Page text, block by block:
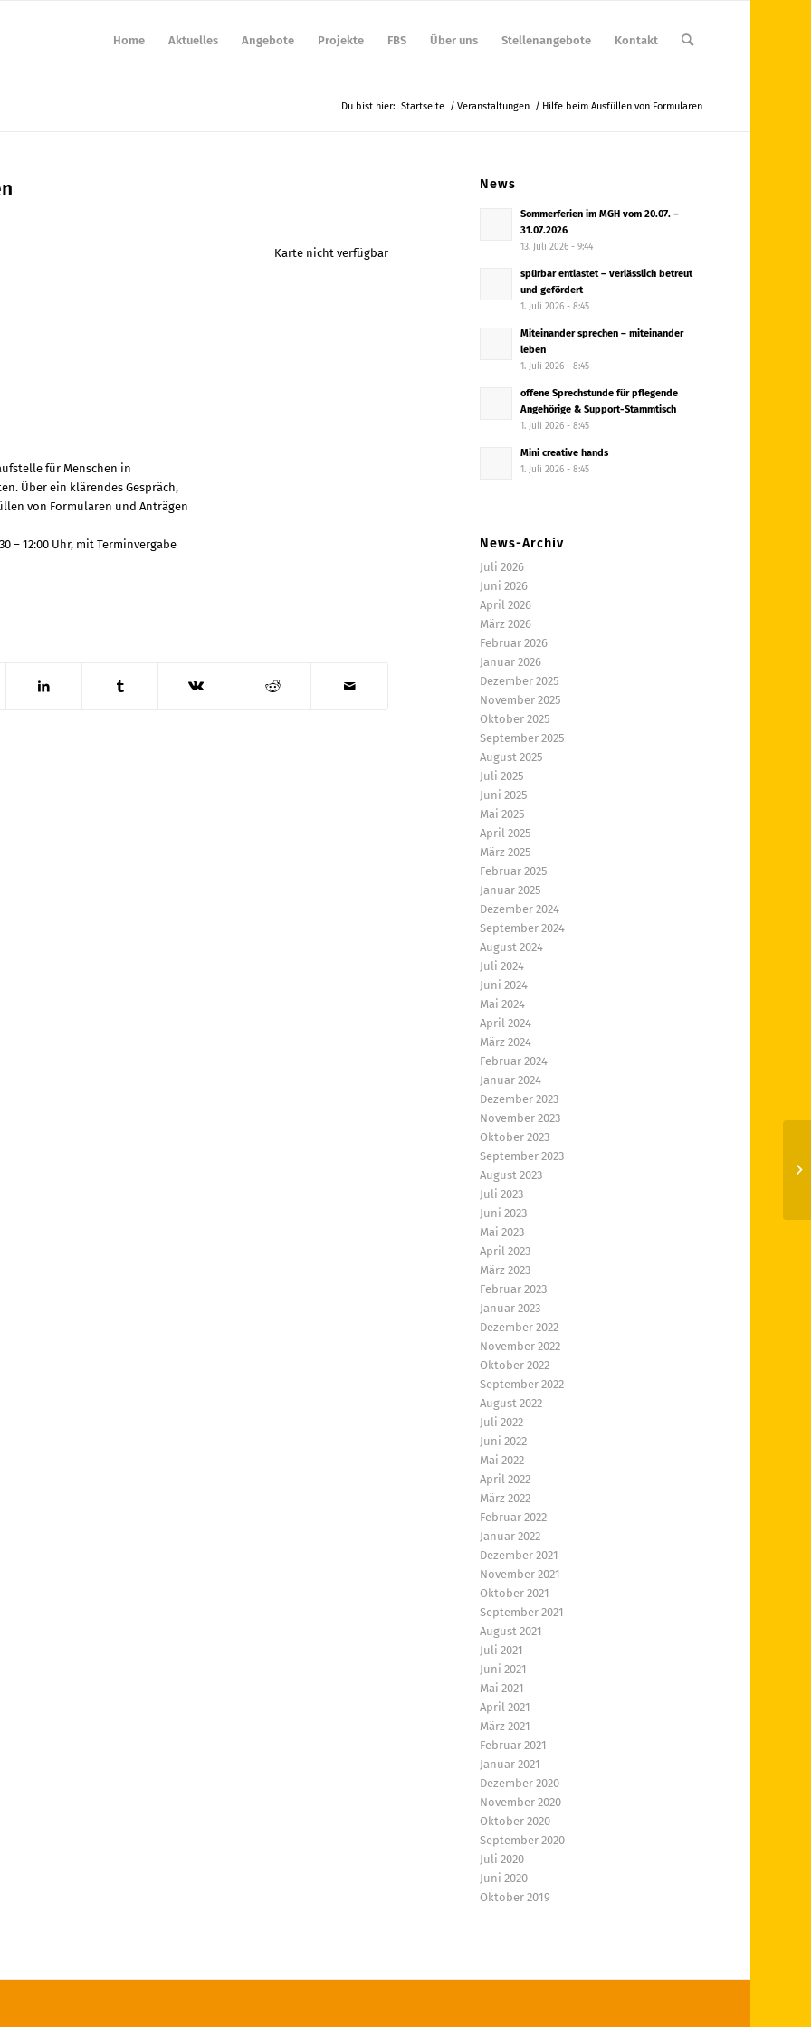
Home Aktuelles Angebote Projekte FBS Über uns Stellenangebote Kontakt
Du bist hier: Startseite / Veranstaltungen / Hilfe beim Ausfüllen von Formularen
Karte nicht verfügbar
für Menschen in
Über ein klärendes Gespräch,
von Formularen und Anträgen
– 12:00 Uhr, mit Terminvergabe
News
Sommerferien im MGH vom 20.07. –
31.07.2026
13. Juli 2026 - 9:44
spürbar entlastet – verlässlich betreut
und gefördert
1. Juli 2026 - 8:45
Miteinander sprechen – miteinander
leben
1. Juli 2026 - 8:45
offene Sprechstunde für pflegende
Angehörige & Support-Stammtisch
1. Juli 2026 - 8:45
Mini creative hands
1. Juli 2026 - 8:45
News-Archiv
Juli 2026
Juni 2026
April 2026
März 2026
Februar 2026
Januar 2026
Dezember 2025
November 2025
Oktober 2025
September 2025
August 2025
Juli 2025
Juni 2025
Mai 2025
April 2025
März 2025
Februar 2025
Januar 2025
Dezember 2024
September 2024
August 2024
Juli 2024
Juni 2024
Mai 2024
April 2024
März 2024
Februar 2024
Januar 2024
Dezember 2023
November 2023
Oktober 2023
September 2023
August 2023
Juli 2023
Juni 2023
Mai 2023
April 2023
März 2023
Februar 2023
Januar 2023
Dezember 2022
November 2022
Oktober 2022
September 2022
August 2022
Juli 2022
Juni 2022
Mai 2022
April 2022
März 2022
Februar 2022
Januar 2022
Dezember 2021
November 2021
Oktober 2021
September 2021
August 2021
Juli 2021
Juni 2021
Mai 2021
April 2021
März 2021
Februar 2021
Januar 2021
Dezember 2020
November 2020
Oktober 2020
September 2020
Juli 2020
Juni 2020
Oktober 2019